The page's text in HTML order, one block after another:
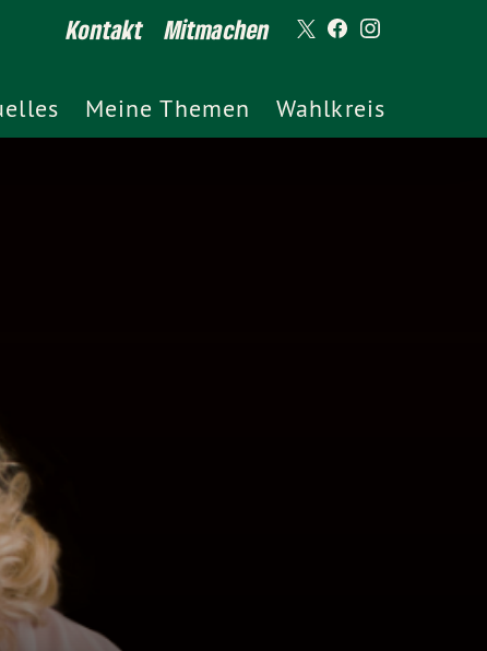
Kontakt Mitmachen
Meine Themen Wahlkreis